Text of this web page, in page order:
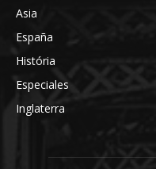
Asia
España
História
Especiales
Inglaterra